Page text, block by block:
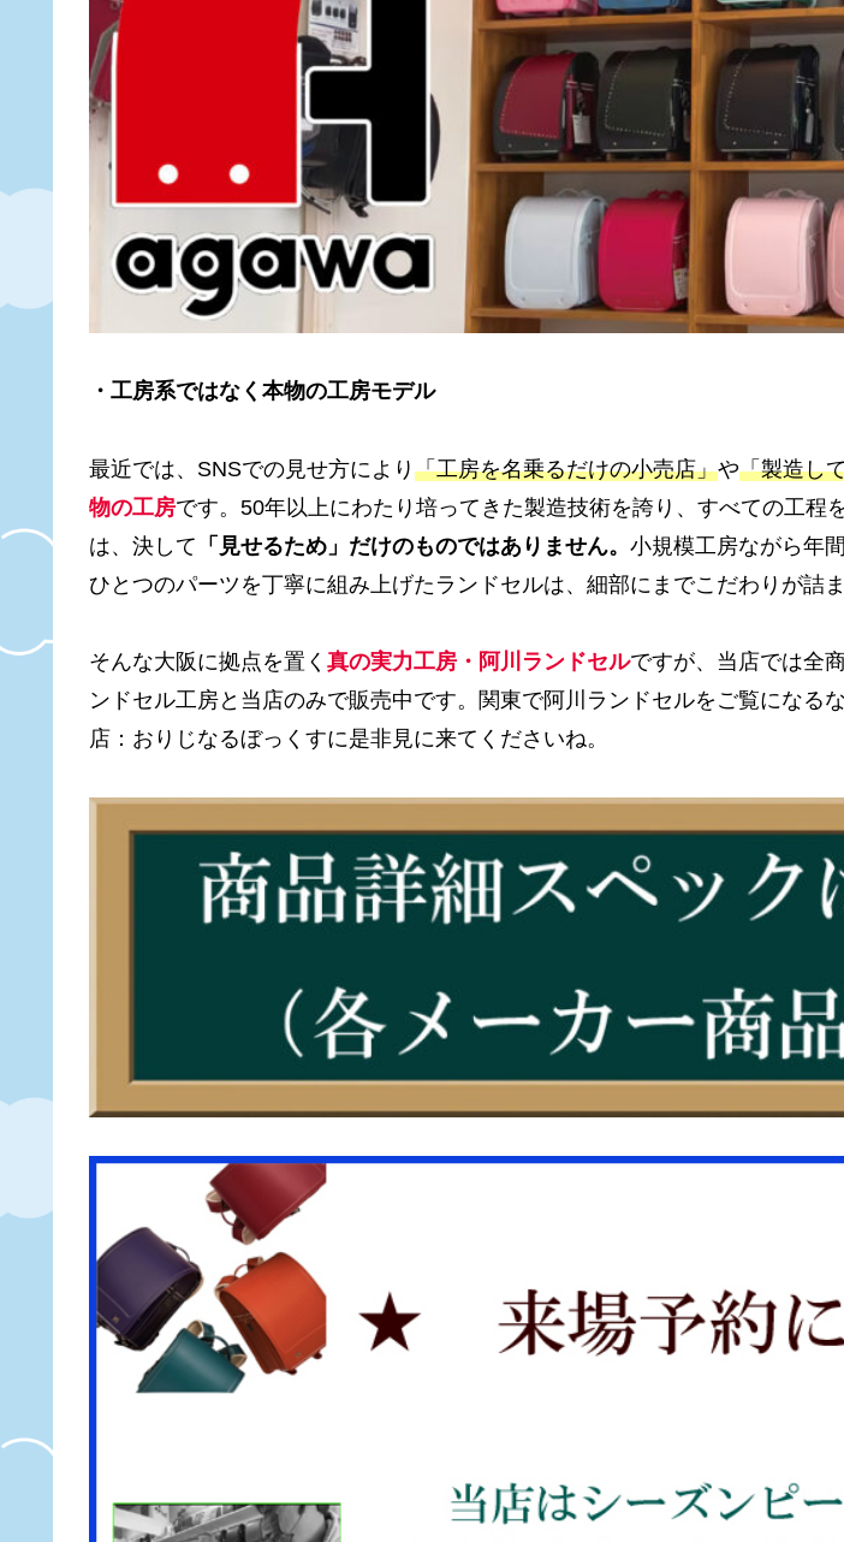
・工房系ではなく本物の工房モデル
最近では、SNSでの見せ方により 「工房を名乗るだけの小売店」や「製造し
物の工房です。50年以上にわたり培ってきた製造技術を誇り、すべての工
は、決して 「見せるため」だけのものではありません。 小規模工房ながら年
ひとつのパーツを丁寧に組み上げたランドセルは、細部にまでこだわりが詰ま
そんな大阪に拠点を置く 真の実力工房・阿川ランドセルですが、当店では全
ンドセル工房と当店のみで販売中です。関東で阿川ランドセルをご覧にな
店：おりじなるぼっくすに是非見に来てくださいね。